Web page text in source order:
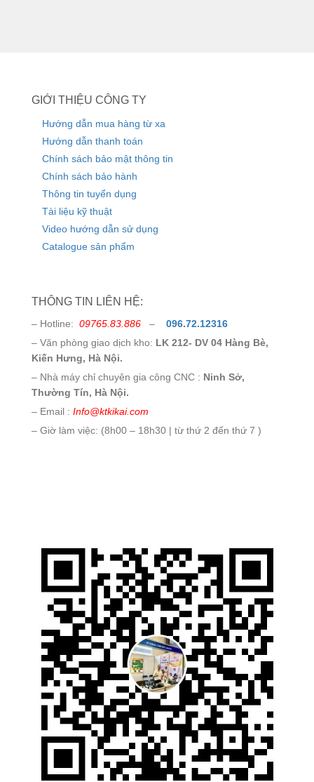
GIỚI THIỆU CÔNG TY
Hướng dẫn mua hàng từ xa
Hướng dẫn thanh toán
Chính sách bảo mật thông tin
Chính sách bảo hành
Thông tin tuyển dụng
Tài liệu kỹ thuật
Video hướng dẫn sử dụng
Catalogue sản phẩm
THÔNG TIN LIÊN HỆ:
– Hotline: 09765.83.886 – 096.72.12316
– Văn phòng giao dịch kho: LK 212- DV 04 Hàng Bè,
Kiến Hưng, Hà Nội.
– Nhà máy chỉ chuyên gia công CNC : Ninh Sở,
Thường Tín, Hà Nội.
– Email : Info@ktkikai.com
– Giờ làm việc: (8h00 – 18h30 | từ thứ 2 đến thứ 7 )